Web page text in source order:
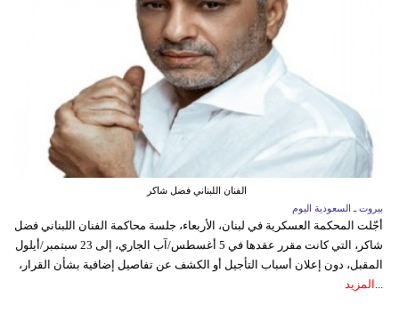
الفنان اللبناني فضل شاكر
بيروت ـ السعودية اليوم
أجّلت المحكمة العسكرية في لبنان، الأربعاء، جلسة محاكمة الفنان اللبناني فضل
شاكر، التي كانت مقرر عقدها في 5 أغسطس/آب الجاري، إلى 23 سبتمبر/أيلول
المقبل، دون إعلان أسباب التأجيل أو الكشف عن تفاصيل إضافية بشأن القرار،
... المزيد